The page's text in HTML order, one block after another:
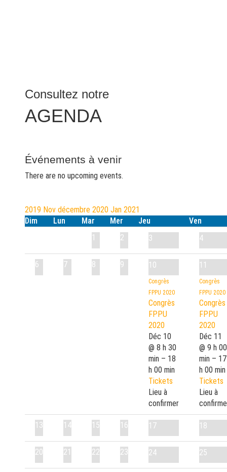
Consultez notre
AGENDA
Événements à venir
There are no upcoming events.
2019 Nov décembre 2020 Jan 2021
Dim
Lun Mar Mer Jeu
Ven
1
2 3 4
6 7 8 9 10
Congrès
FPPU 2020
Congrès
FPPU
2020
Déc 10
@ 8 h 30
min – 18
h 00 min
Tickets
Lieu à
confirmer
11
Congrès
FPPU 2020
Congrès
FPPU
2020
Déc 11
@ 9 h 00
min – 17
h 00 min
Tickets
Lieu à
13 14 15 16 17 18
20 21 22 23 24 25